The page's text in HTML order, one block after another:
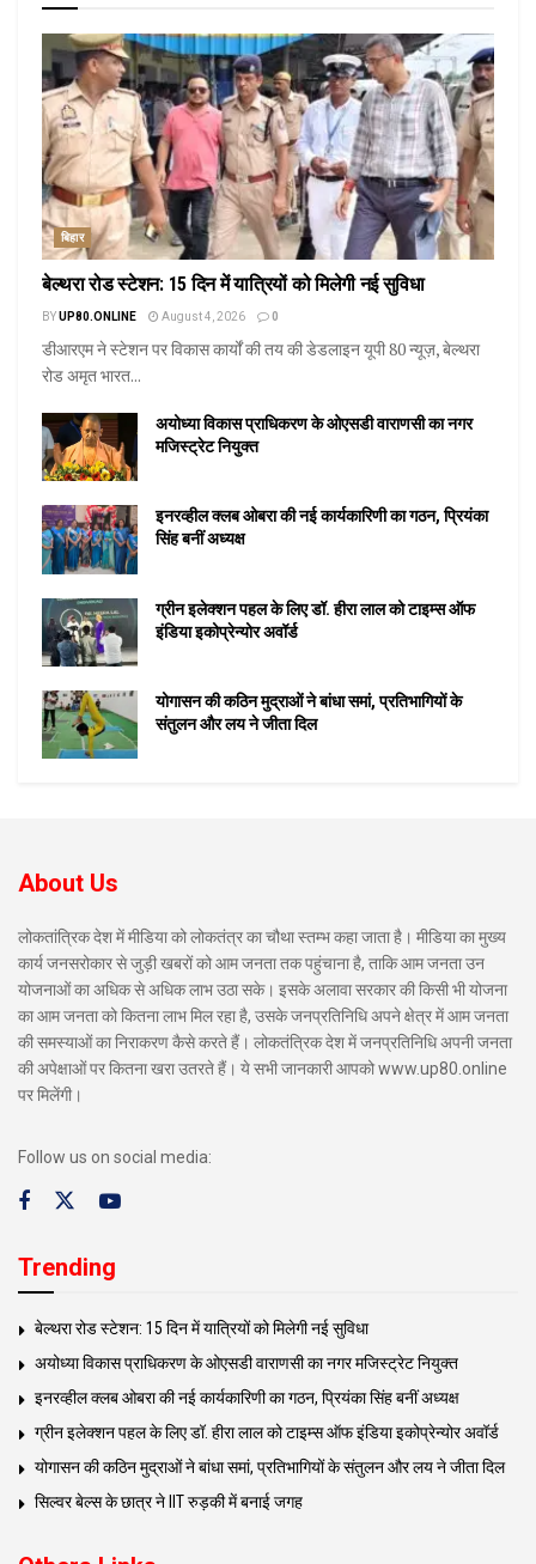
बिहार
बेल्थरा रोड स्टेशन: 15 दिन में यात्रियों को मिलेगी नई सुविधा
BYUP80.ONLINE August 4, 2026 0
डीआरएम ने स्टेशन पर विकास कार्यों की तय की डेडलाइन यूपी 80 न्यूज़, बेल्थरा
रोड अमृत भारत...
अयोध्या विकास प्राधिकरण के ओएसडी वाराणसी का नगर
मजिस्ट्रेट नियुक्त
इनरव्हील क्लब ओबरा की नई कार्यकारिणी का गठन, प्रियंका
सिंह बनीं अध्यक्ष
ग्रीन इलेक्शन पहल के लिए डॉ. हीरा लाल को टाइम्स ऑफ
इंडिया इकोप्रेन्योर अवॉर्ड
योगासन की कठिन मुद्राओं ने बांधा समां, प्रतिभागियों के
संतुलन और लय ने जीता दिल
About Us
लोकतांत्रिक देश में मीडिया को लोकतंत्र का चौथा स्तम्भ कहा जाता है। मीडिया का मुख्य
कार्य जनसरोकार से जुड़ी खबरों को आम जनता तक पहुंचाना है, ताकि आम जनता उन
योजनाओं का अधिक से अधिक लाभ उठा सके। इसके अलावा सरकार की किसी भी योजना
का आम जनता को कितना लाभ मिल रहा है, उसके जनप्रतिनिधि अपने क्षेत्र में आम जनता
की समस्याओं का निराकरण कैसे करते हैं। लोकतंत्रिक देश में जनप्रतिनिधि अपनी जनता
की अपेक्षाओं पर कितना खरा उतरते हैं। ये सभी जानकारी आपको www.up80.online
पर मिलेंगी।
Follow us on social media:
Trending
बेल्थरा रोड स्टेशन: 15 दिन में यात्रियों को मिलेगी नई सुविधा
अयोध्या विकास प्राधिकरण के ओएसडी वाराणसी का नगर मजिस्ट्रेट नियुक्त
इनरव्हील क्लब ओबरा की नई कार्यकारिणी का गठन, प्रियंका सिंह बनीं अध्यक्ष
ग्रीन इलेक्शन पहल के लिए डॉ. हीरा लाल को टाइम्स ऑफ इंडिया इकोप्रेन्योर अवॉर्ड
योगासन की कठिन मुद्राओं ने बांधा समां, प्रतिभागियों के संतुलन और लय ने जीता दिल
सिल्वर बेल्स के छात्र ने IIT रुड़की में बनाई जगह